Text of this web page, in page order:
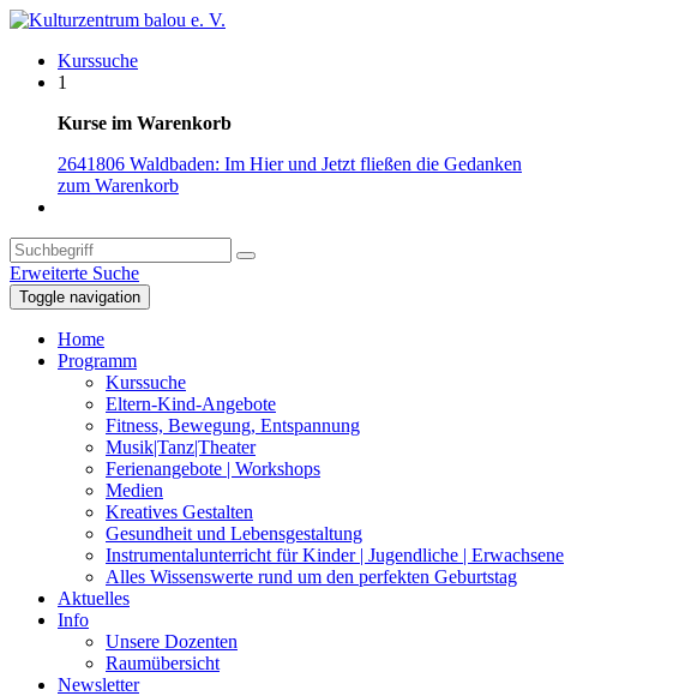
Kurssuche
1
Kurse im Warenkorb
2641806 Waldbaden: Im Hier und Jetzt fließen die Gedanken
zum Warenkorb
Erweiterte Suche
Toggle navigation
Home
Programm
Kurssuche
Eltern-Kind-Angebote
Fitness, Bewegung, Entspannung
Musik|Tanz|Theater
Ferienangebote | Workshops
Medien
Kreatives Gestalten
Gesundheit und Lebensgestaltung
Instrumentalunterricht für Kinder | Jugendliche | Erwachsene
Alles Wissenswerte rund um den perfekten Geburtstag
Aktuelles
Info
Unsere Dozenten
Raumübersicht
Newsletter